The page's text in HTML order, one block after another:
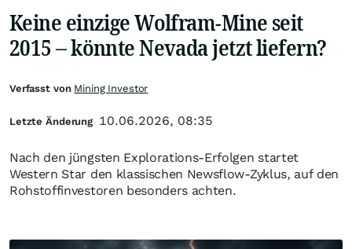
Keine einzige Wolfram-Mine seit
2015 – könnte Nevada jetzt liefern?
Nach den jüngsten Explorations-Erfolgen startet
Western Star den klassischen Newsflow-Zyklus, auf den
Rohstoffinvestoren besonders achten.
Verfasst von Mining Investor
Letzte Änderung 10.06.2026, 08:35